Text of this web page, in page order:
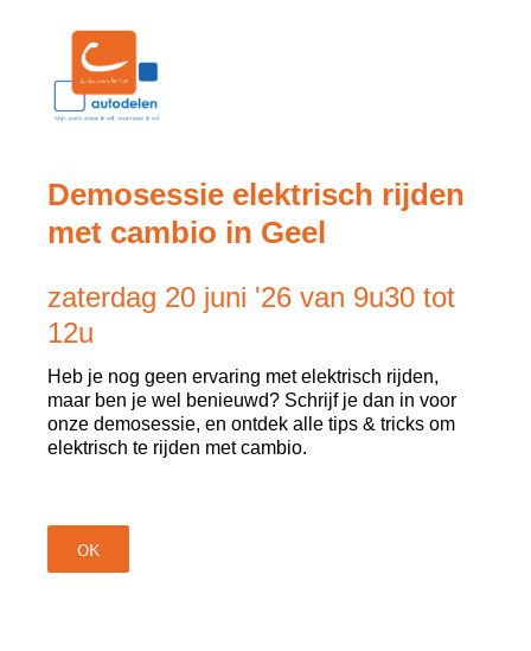
Demosessie elektrisch rijden
met cambio in Geel
zaterdag 20 juni '26 van 9u30 tot
12u
Heb je nog geen ervaring met elektrisch rijden,
maar ben je wel benieuwd? Schrijf je dan in voor
onze demosessie, en ontdek alle tips & tricks om
elektrisch te rijden met cambio.
OK